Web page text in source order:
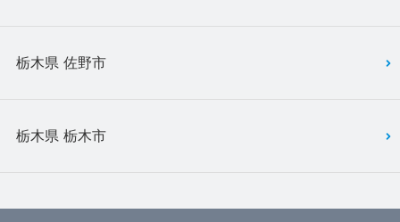
栃木県 佐野市
栃木県 栃木市